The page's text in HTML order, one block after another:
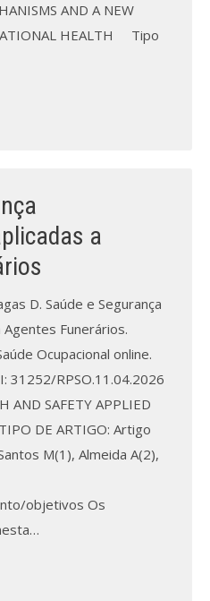
a revisor
adicionais
da Revista
AND A NEW
HEALTH Tipo
a
D. Saúde e Segurança
Agentes Funerários.
Ocupacional online.
31252/RPSO.11.04.2026
AND SAFETY APPLIED
DE ARTIGO: Artigo
M(1), Almeida A(2),
objetivos Os